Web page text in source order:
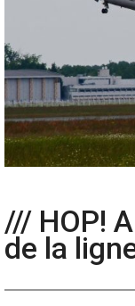
/// HOP!
de la